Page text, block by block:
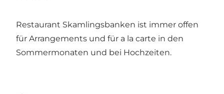
Restaurant Skamlingsbanken ist immer offen
für Arrangements und für a la carte in den
Sommermonaten und bei Hochzeiten.